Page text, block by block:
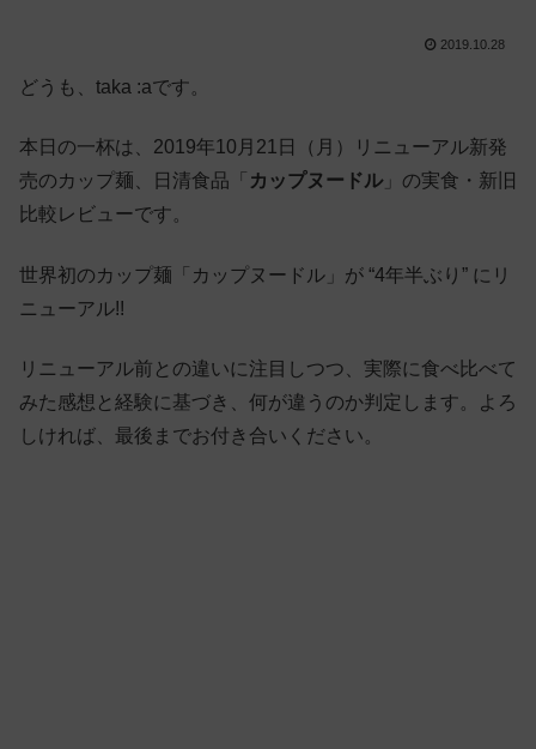
2019.10.28
どうも、taka :aです。
本日の一杯は、2019年10月21日（月）リニューアル新発
売のカップ麺、日清食品「 カップヌードル」の実食・新旧
比較レビューです。
世界初のカップ麺「カップヌードル」が “4年半ぶり” にリ
ニューアル!!
リニューアル前との違いに注目しつつ、実際に食べ比べて
みた感想と経験に基づき、何が違うのか判定します。よろ
しければ、最後までお付き合いください。